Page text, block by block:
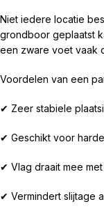
Niet iedere locatie
grondboor geplaatst
een zware voet vaak
Voordelen van een
✔ Zeer stabiele
✔ Geschikt voor
✔ Vlag draait mee
✔ Vermindert slijtage